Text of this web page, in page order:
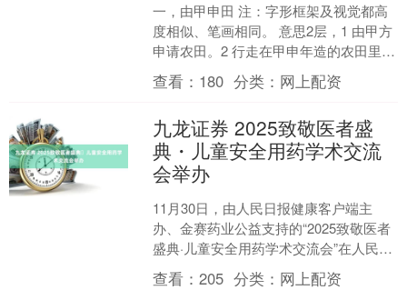
一，由甲申田 注：字形框架及视觉都高
度相似、笔画相同。 意思2层，1 由甲方
申请农田。2 行走在甲申年造的农田里。
二，田由甲申电 注：字形框架及视觉都
高度相似....
查看： 180 分类： 网上配资
九龙证券 2025致敬医者盛
典・儿童安全用药学术交流
会举办
11月30日，由人民日报健康客户端主
办、金赛药业公益支持的“2025致敬医者
盛典·儿童安全用药学术交流会”在人民日
报社举办。本次会议的主题是“集智、创
查看：205 分类： 网上配资